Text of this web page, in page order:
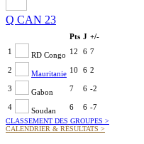
Q CAN 23
Pts J +/-
1
RD Congo 12 6 7
2 Mauritanie 10 6 2
3 Gabon 7 6 -2
4 Soudan 6 6 -7
CLASSEMENT DES GROUPES >
CALENDRIER & RÉSULTATS >